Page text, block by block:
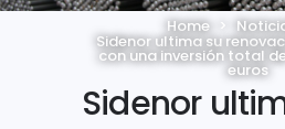
Home
Sidenor ultima su
con una inversión total
euros
Sidenor